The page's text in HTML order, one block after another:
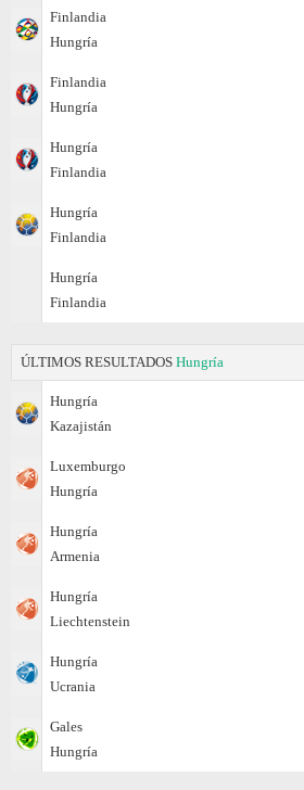
Finlandia
Hungría
Finlandia
Hungría
Hungría
Finlandia
Hungría
Finlandia
Hungría
Finlandia
ÚLTIMOS RESULTADOS Hungría
Hungría
Kazajistán
Luxemburgo
Hungría
Hungría
Armenia
Hungría
Liechtenstein
Hungría
Ucrania
Gales
Hungría